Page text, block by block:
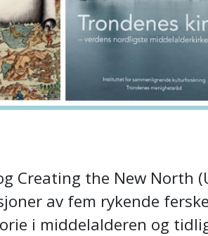
Creating the New North
av fem rykende
i middelalderen og